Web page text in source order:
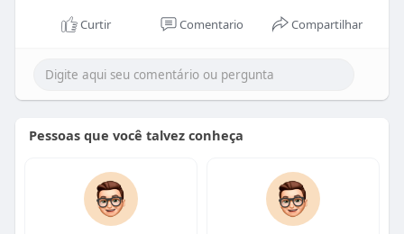
Curtir Comentario Compartilhar
Pessoas que você talvez conheça